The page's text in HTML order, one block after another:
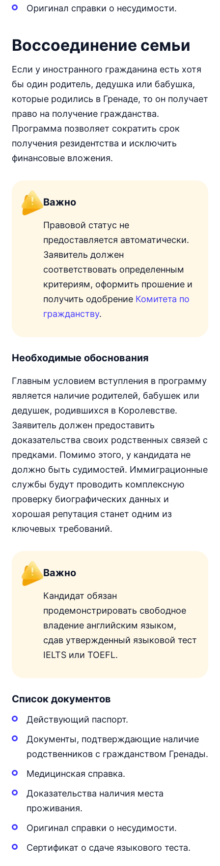
Оригинал справки о несудимости.
Воссоединение семьи
Если у иностранного гражданина есть хотя
бы один родитель, дедушка или бабушка,
которые родились в Гренаде, то он получает
право на получение гражданства.
Программа позволяет сократить срок
получения резидентства и исключить
финансовые вложения.
Важно
Правовой статус не
предоставляется автоматически.
Заявитель должен
соответствовать определенным
критериям, оформить прошение и
получить одобрение Комитета по
гражданству.
Необходимые обоснования
Главным условием вступления в программу
является наличие родителей, бабушек или
дедушек, родившихся в Королевстве.
Заявитель должен предоставить
доказательства своих родственных связей с
предками. Помимо этого, у кандидата не
должно быть судимостей. Иммиграционные
службы будут проводить комплексную
проверку биографических данных и
хорошая репутация станет одним из
ключевых требований.
Важно
Кандидат обязан
продемонстрировать свободное
владение английским языком,
сдав утвержденный языковой тест
IELTS или TOEFL.
Список документов
Действующий паспорт.
Документы, подтверждающие наличие
родственников с гражданством Гренады.
Медицинская справка.
Доказательства наличия места
проживания.
Оригинал справки о несудимости.
Сертификат о сдаче языкового теста.